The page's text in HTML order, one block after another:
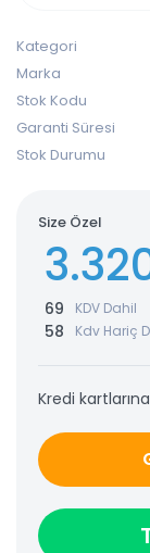
Kategori
Marka
Stok Kodu
Garanti Süresi
Stok Durumu
Size Özel
69 KDV Dahil
58 Kdv Hariç
Kredi kartlarına